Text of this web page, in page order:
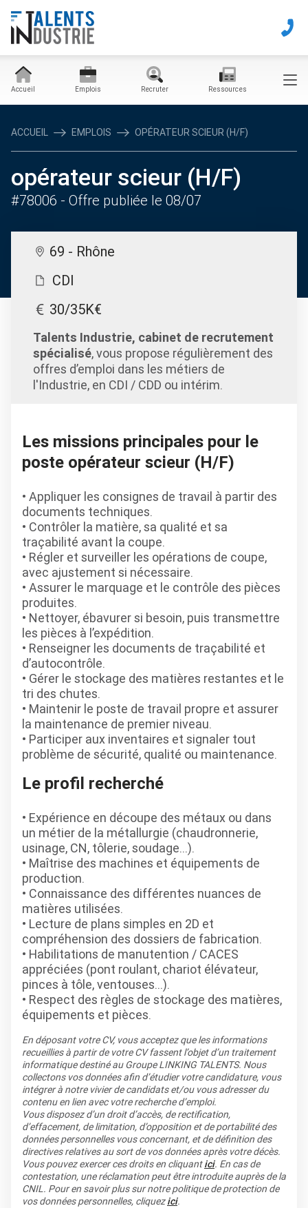
Accueil Emplois Recruter Ressources
ACCUEIL EMPLOIS OPÉRATEUR SCIEUR (H/F)
opérateur scieur (H/F)
#78006 - Offre publiée le 08/07
69 - Rhône
CDI
30/35K€
Talents Industrie, cabinet de recrutement
spécialisé, vous propose régulièrement des
offres d’emploi dans les métiers de
l'Industrie, en CDI / CDD ou intérim.
Les missions principales pour le
poste opérateur scieur (H/F)
• Appliquer les consignes de travail à partir des
documents techniques.
• Contrôler la matière, sa qualité et sa
traçabilité avant la coupe.
• Régler et surveiller les opérations de coupe,
avec ajustement si nécessaire.
• Assurer le marquage et le contrôle des pièces
produites.
• Nettoyer, ébavurer si besoin, puis transmettre
les pièces à l’expédition.
• Renseigner les documents de traçabilité et
d’autocontrôle.
• Gérer le stockage des matières restantes et le
tri des chutes.
• Maintenir le poste de travail propre et assurer
la maintenance de premier niveau.
• Participer aux inventaires et signaler tout
problème de sécurité, qualité ou maintenance.
Le profil recherché
• Expérience en découpe des métaux ou dans
un métier de la métallurgie (chaudronnerie,
usinage, CN, tôlerie, soudage…).
• Maîtrise des machines et équipements de
production.
• Connaissance des différentes nuances de
matières utilisées.
• Lecture de plans simples en 2D et
compréhension des dossiers de fabrication.
• Habilitations de manutention / CACES
appréciées (pont roulant, chariot élévateur,
pinces à tôle, ventouses…).
• Respect des règles de stockage des matières,
équipements et pièces.
En déposant votre CV, vous acceptez que les informations
recueillies à partir de votre CV fassent l’objet d’un traitement
informatique destiné au Groupe LINKING TALENTS. Nous
collectons vos données afin d’étudier votre candidature, vous
intégrer à notre vivier de candidats et/ou vous adresser du
contenu en lien avec votre recherche d’emploi.
Vous disposez d’un droit d’accès, de rectification,
d’effacement, de limitation, d’opposition et de portabilité des
données personnelles vous concernant, et de définition des
directives relatives au sort de vos données après votre décès.
Vous pouvez exercer ces droits en cliquantici. En cas de
contestation, une réclamation peut être introduite auprès de la
CNIL. Pour en savoir plus sur notre politique de protection de
vos données personnelles, cliquezici.